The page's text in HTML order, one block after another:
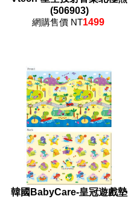
(506903)
網購售價 NT1499
韓國BabyCare-皇冠遊戲墊